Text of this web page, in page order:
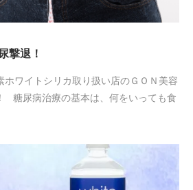
撃退！
ホワイトシリカ取り扱い店のＧＯＮ美容
糖尿病治療の基本は、何をいっても食